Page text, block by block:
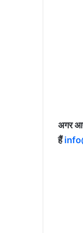
अगर
हैं